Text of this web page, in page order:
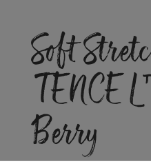
Soft
Berry